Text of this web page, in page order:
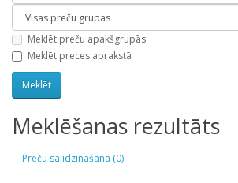
Meklēt preču apakšgrupās
Meklēt preces aprakstā
Meklēšanas rezultāts
Preču salīdzināšana (0)